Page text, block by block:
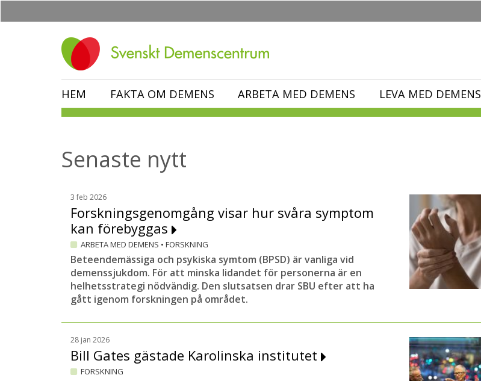
HEM FAKTA OM DEMENS ARBETA MED DEMENS LEVA MED DEMENS
Senaste nytt
3 feb 2026
Forskningsgenomgång visar hur svåra symptom
kan förebyggas
ARBETA MED DEMENS • FORSKNING
Beteendemässiga och psykiska symtom (BPSD) är vanliga vid
demenssjukdom. För att minska lidandet för personerna är en
helhetsstrategi nödvändig. Den slutsatsen drar SBU efter att ha
gått igenom forskningen på området.
28 jan 2026
Bill Gates gästade Karolinska institutet
FORSKNING